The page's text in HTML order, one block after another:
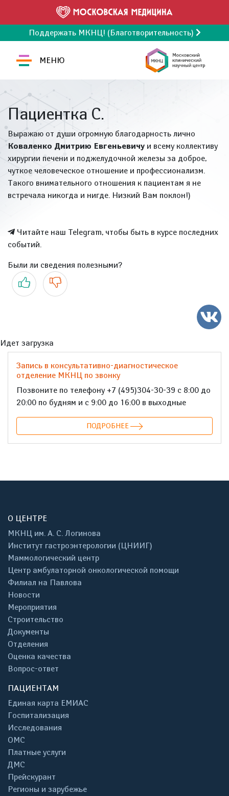
Поддержать МКНЦ! (Благотворительность)
МЕНЮ
Пациентка С.
Выражаю от души огромную благодарность лично
Коваленко Дмитрию Евгеньевичу и всему коллективу
хирургии печени и поджелудочной железы за доброе,
чуткое человеческое отношение и профессионализм.
Такого внимательного отношения к пациентам я не
встречала никогда и нигде. Низкий Вам поклон!)
Читайте наш Telegram, чтобы быть в курсе последних
событий.
Были ли сведения полезными?
Да Нет
Идет загрузка
Запись в консультативно-диагностическое
отделение МКНЦ по звонку
Позвоните по телефону +7 (495)304-30-39 с 8:00 до
20:00 по будням и с 9:00 до 16:00 в выходные
ПОДРОБНЕЕ
О ЦЕНТРЕ
МКНЦ им. А. С. Логинова
Институт гастроэнтерологии (ЦНИИГ)
Маммологический центр
Центр амбулаторной онкологической помощи
Филиал на Павлова
Новости
Мероприятия
Строительство
Документы
Отделения
Оценка качества
Вопрос-ответ
ПАЦИЕНТАМ
Единая карта ЕМИАС
Госпитализация
Исследования
ОМС
Платные услуги
ДМС
Прейскурант
Регионы и зарубежье